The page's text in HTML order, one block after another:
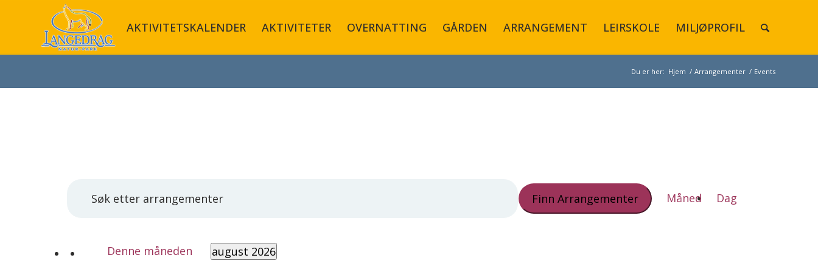
AKTIVITETSKALENDER AKTIVITETER OVERNATTING GÅRDEN ARRANGEMENT LEIRSKOLE MILJØPROFIL
Du er her: Hjem / Arrangementer / Events
Search Finn Arrangementer Views
Navigation
Måned Dag
Denne måneden
august 2026